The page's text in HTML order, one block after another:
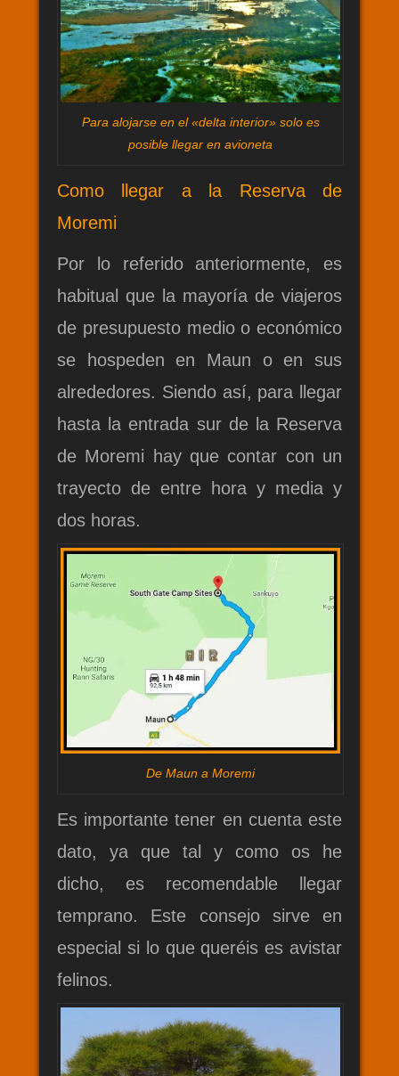
Para alojarse en el «delta interior» solo es
posible llegar en avioneta
Como llegar a la Reserva de
Moremi
Por lo referido anteriormente, es
habitual que la mayoría de viajeros
de presupuesto medio o económico
se hospeden en Maun o en sus
alrededores. Siendo así, para llegar
hasta la entrada sur de la Reserva
de Moremi hay que contar con un
trayecto de entre hora y media y
dos horas.
De Maun a Moremi
Es importante tener en cuenta este
dato, ya que tal y como os he
dicho, es recomendable llegar
temprano. Este consejo sirve en
especial si lo que queréis es avistar
felinos.